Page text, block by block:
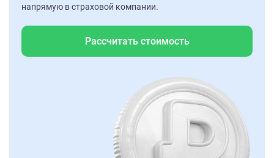
напрямую в страховой компании.
Рассчитать стоимость